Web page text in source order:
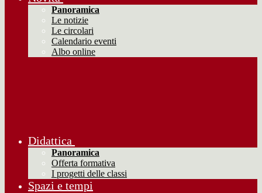
Panoramica
Le notizie
Le circolari
Calendario eventi
Albo online
Didattica
Panoramica
Offerta formativa
I progetti delle classi
Spazi e tempi